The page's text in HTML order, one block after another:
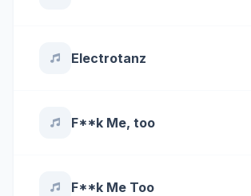
Electrotanz
F**k Me, too
F**k Me Too